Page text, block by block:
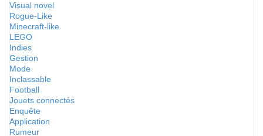
Visual novel
Rogue-Like
Minecraft-like
LEGO
Indies
Gestion
Mode
Inclassable
Football
Jouets connectés
Enquête
Application
Rumeur